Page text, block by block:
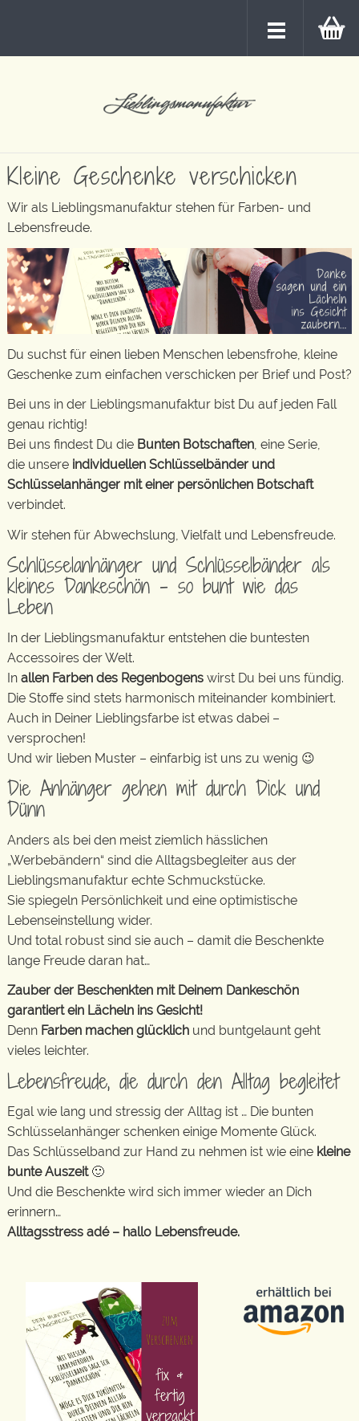
Kleine Geschenke verschicken
Wir als Lieblingsmanufaktur stehen für Farben- und
Lebensfreude.
Du suchst für einen lieben Menschen lebensfrohe, kleine
Geschenke zum einfachen verschicken per Brief und Post?
Bei uns in der Lieblingsmanufaktur bist Du auf jeden Fall
genau richtig!
Bei uns findest Du die Bunten Botschaften, eine Serie,
die unsere individuellen Schlüsselbänder und
Schlüsselanhänger mit einer persönlichen Botschaft
verbindet.
Wir stehen für Abwechslung, Vielfalt und Lebensfreude.
Schlüsselanhänger und Schlüsselbänder als
kleines Dankeschön – so bunt wie das
Leben
In der Lieblingsmanufaktur entstehen die buntesten
Accessoires der Welt.
In allen Farben des Regenbogens wirst Du bei uns fündig.
Die Stoffe sind stets harmonisch miteinander kombiniert.
Auch in Deiner Lieblingsfarbe ist etwas dabei –
versprochen!
Und wir lieben Muster – einfarbig ist uns zu wenig 😉
Die Anhänger gehen mit durch Dick und
Dünn
Anders als bei den meist ziemlich hässlichen
„Werbebändern“ sind die Alltagsbegleiter aus der
Lieblingsmanufaktur echte Schmuckstücke.
Sie spiegeln Persönlichkeit und eine optimistische
Lebenseinstellung wider.
Und total robust sind sie auch – damit die Beschenkte
lange Freude daran hat…
Zauber der Beschenkten mit Deinem Dankeschön
garantiert ein Lächeln ins Gesicht!
Denn Farben machen glücklich und buntgelaunt geht
vieles leichter.
Lebensfreude, die durch den Alltag begleitet
Egal wie lang und stressig der Alltag ist … Die bunten
Schlüsselanhänger schenken einige Momente Glück.
Das Schlüsselband zur Hand zu nehmen ist wie eine kleine
bunte Auszeit🙂
Und die Beschenkte wird sich immer wieder an Dich
erinnern…
Alltagsstress adé – hallo Lebensfreude.